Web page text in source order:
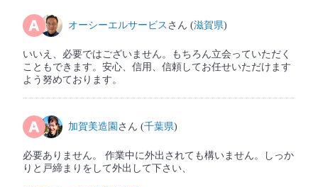
オーシーエルサービス さん (滋賀県)
いいえ、必要ではございません。もちろん立会っていただく
こともできます。安心、信用、信頼してお任せいただけます
よう努めております。
加賀美造園 さん (千葉県)
必要ありません。 作業中に外出されても構いません。しっか
りと戸締まりをして外出して下さい、